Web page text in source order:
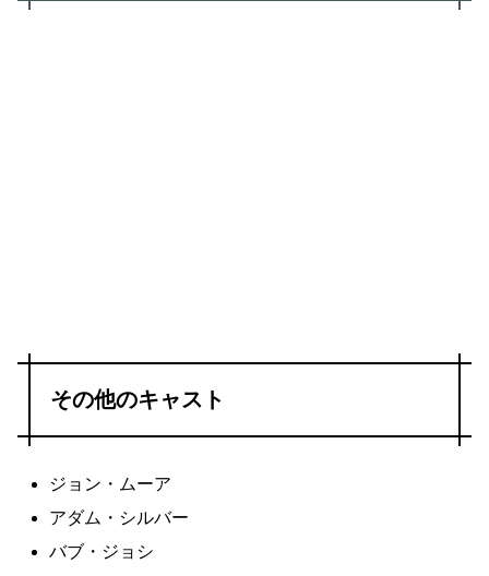
その他のキャスト
ジョン・ムーア
アダム・シルバー
バブ・ジョシ